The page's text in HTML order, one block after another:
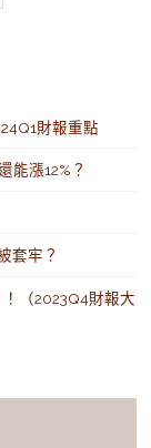
財報重點
能漲12%？
套牢？
（2023Q4財報大